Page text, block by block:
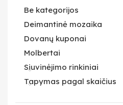
Be kategorijos
Deimantinė mozaika
Dovanų kuponai
Molbertai
Siuvinėjimo rinkiniai
Tapymas pagal skaičius